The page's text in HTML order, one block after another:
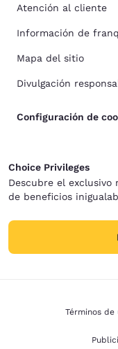
Atención al cliente
Información de
Mapa del sitio
Divulgación
Configuración de
Choice Privileges
Descubre el exclusivo
de beneficios
Términos de